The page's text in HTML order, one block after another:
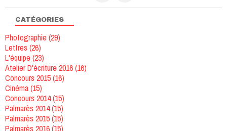
CATÉGORIES
Photographie (29)
Lettres (26)
L'équipe (23)
Atelier D'écriture 2016(16)
Concours 2015(16)
Cinéma(15)
Concours 2014(15)
Palmarès 2014(15)
Palmarès 2015(15)
Palmarès 2016(15)